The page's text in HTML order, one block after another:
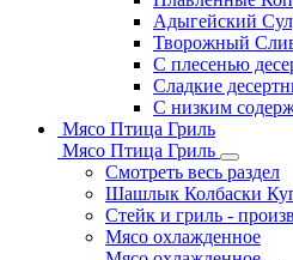
Адыгейский
Творожный
С плесенью
Сладкие
С низким
Мясо Птица Гриль
Мясо Птица Гриль
Смотреть весь раздел
Шашлык Колбаски
Стейк и гриль -
Мясо охлажденное